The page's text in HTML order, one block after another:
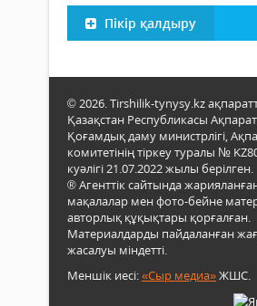
Пікір қалдыру
© 2026. Tirshilik-tynysy.kz
Қазақстан Республикасы
Қоғамдық даму министрлігі,
комитетінің тіркеу туралы №
куәлігі 21.07.2022 жылы берілген.
® Агенттік сайтында
мақалалар мен фото-бейне
авторлық құқықтары қорғалған.
Материалдарды пайдаланған
жасалуы міндетті.
Меншік иесі:«Сыр медиа»ЖШС.